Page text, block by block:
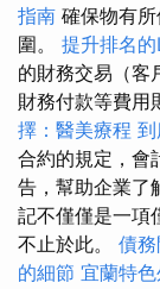
指南 確保物有
圍。 提升排名
的財務交易（客
財務付款等費用
擇：醫美療程
合約的規定，會
告，幫助企業了
記不僅僅是一項
不止於此。 債
的細節 宜蘭特